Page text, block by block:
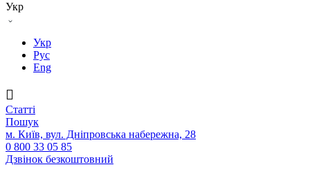
Укр
Укр
Рус
Eng
Статтi
Пошук
м. Київ, вул. Дніпровська набережна, 28
0 800 33 05 85
Дзвінок безкоштовний